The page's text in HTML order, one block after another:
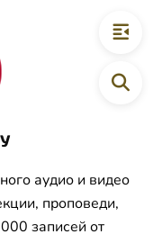
аудио и видео
проповеди,
записей от